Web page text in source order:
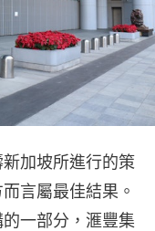
加坡所進行的策
言屬最佳結果。
一部分，滙豐集